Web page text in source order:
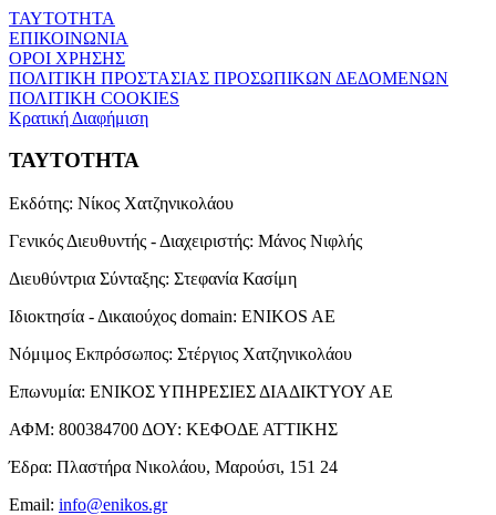
ΤΑΥΤΟΤΗΤΑ
ΕΠΙΚΟΙΝΩΝΙΑ
ΟΡΟΙ ΧΡΗΣΗΣ
ΠΟΛΙΤΙΚΗ ΠΡΟΣΤΑΣΙΑΣ ΠΡΟΣΩΠΙΚΩΝ ΔΕΔΟΜΕΝΩΝ
ΠΟΛΙΤΙΚΗ COOKIES
Κρατική Διαφήμιση
ΤΑΥΤΟΤΗΤΑ
Εκδότης: Νίκος Χατζηνικολάου
Γενικός Διευθυντής - Διαχειριστής: Μάνος Νιφλής
Διευθύντρια Σύνταξης: Στεφανία Κασίμη
Ιδιοκτησία - Δικαιούχος domain: ENIKOS AE
Νόμιμος Εκπρόσωπος: Στέργιος Χατζηνικολάου
Επωνυμία: ΕΝΙΚΟΣ ΥΠΗΡΕΣΙΕΣ ΔΙΑΔΙΚΤΥΟΥ ΑΕ
ΑΦΜ: 800384700 ΔΟΥ: ΚΕΦΟΔΕ ΑΤΤΙΚΗΣ
Έδρα: Πλαστήρα Νικολάου, Μαρούσι, 151 24
Email: info@enikos.gr